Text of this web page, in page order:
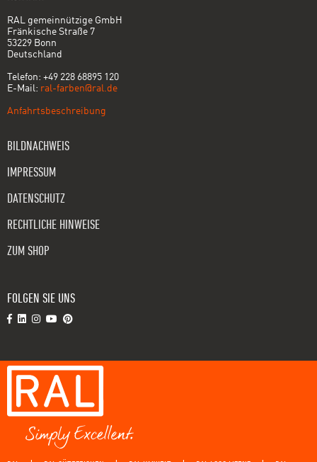
RAL gemeinnützige GmbH
Fränkische Straße 7
53229 Bonn
Deutschland
Telefon: +49 228 68895 120
E-Mail: ral-farben@ral.de
Anfahrtsbeschreibung
BILDNACHWEIS
IMPRESSUM
DATENSCHUTZ
RECHTLICHE HINWEISE
ZUM SHOP
FOLGEN SIE UNS